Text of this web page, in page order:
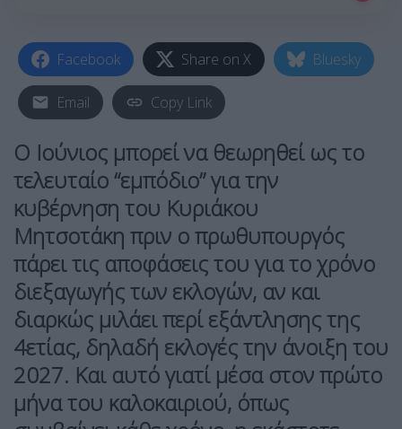
Facebook Share on X Bluesky
Email Copy Link
Ο Ιούνιος μπορεί να θεωρηθεί ως το
τελευταίο “εμπόδιο” για την
κυβέρνηση του Κυριάκου
Μητσοτάκη πριν ο πρωθυπουργός
πάρει τις αποφάσεις του για το χρόνο
διεξαγωγής των εκλογών, αν και
διαρκώς μιλάει περί εξάντλησης της
4ετίας, δηλαδή εκλογές την άνοιξη του
2027. Και αυτό γιατί μέσα στον πρώτο
μήνα του καλοκαιριού, όπως